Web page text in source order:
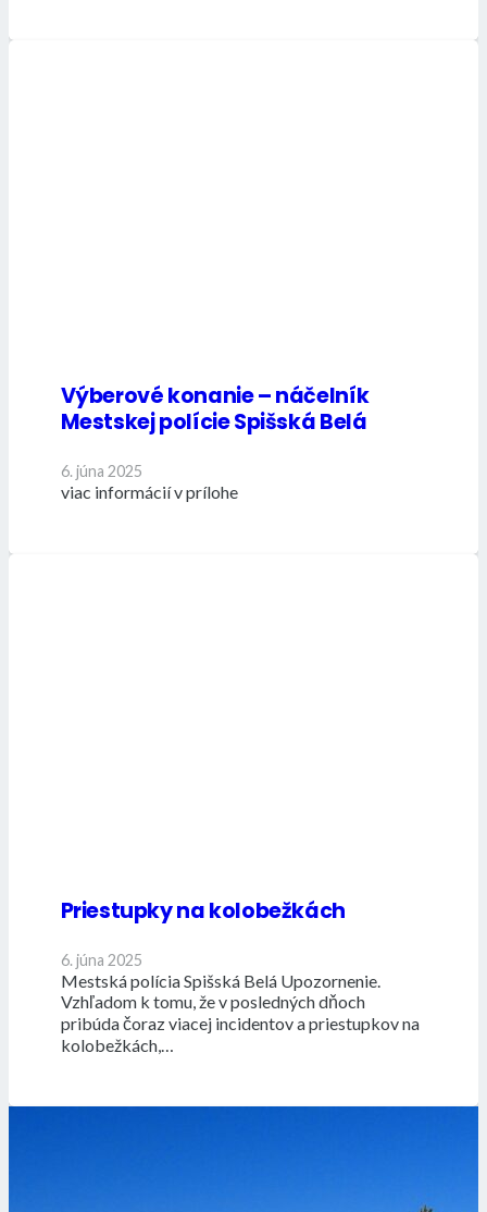
Výberové konanie – náčelník
Mestskej polície Spišská Belá
6. júna 2025
viac informácií v prílohe
Priestupky na kolobežkách
6. júna 2025
Mestská polícia Spišská Belá Upozornenie.
Vzhľadom k tomu, že v posledných dňoch
pribúda čoraz viacej incidentov a priestupkov na
kolobežkách,…